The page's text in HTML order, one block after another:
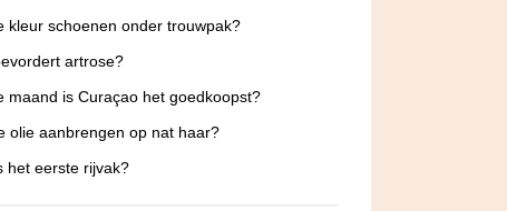
kleur schoenen onder trouwpak?
artrose?
maand is Curaçao het goedkoopst?
olie aanbrengen op nat haar?
het eerste rijvak?